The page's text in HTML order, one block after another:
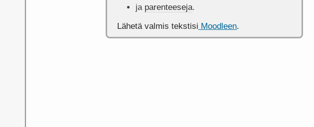
ja parenteeseja.
Lähetä valmis tekstisi Moodleen.